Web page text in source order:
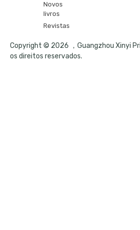
Novos
livros
Revistas
Copyright © 2026 ，Guangzhou Xinyi
os direitos reservados.